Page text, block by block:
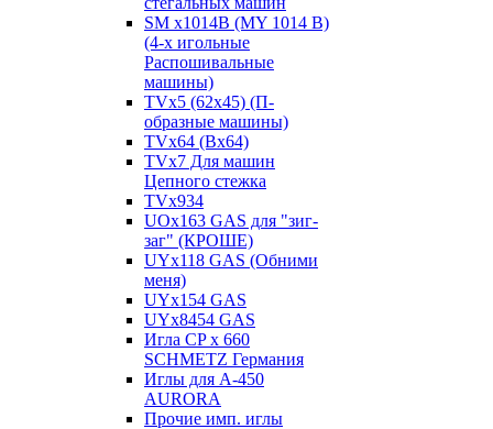
SM x1014B (MY 1014 B)
(4-х игольные
Распошивальные
машины)
TVх5 (62х45) (П-
образные машины)
TVх64 (Вх64)
TVх7 Для машин
Цепного стежка
TVх934
UOx163 GAS для "зиг-
заг" (КРОШЕ)
UYx118 GAS (Обними
меня)
UYx154 GAS
UYx8454 GAS
Игла CP х 660
SCHMETZ Германия
Иглы для А-450
AURORA
Прочие имп. иглы